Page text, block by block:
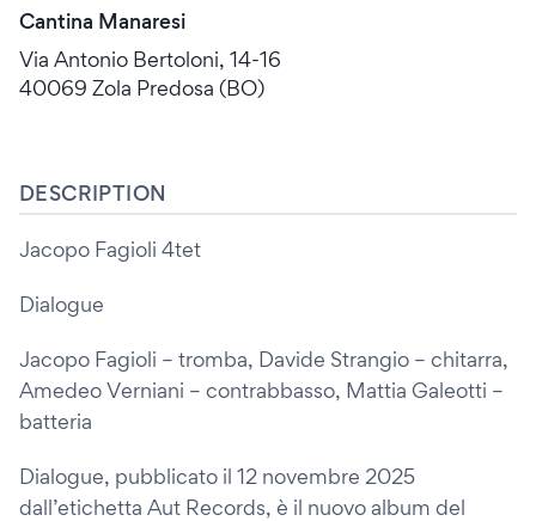
Cantina Manaresi
Via Antonio Bertoloni, 14-16
40069 Zola Predosa (BO)
DESCRIPTION
Jacopo Fagioli 4tet
Dialogue
Jacopo Fagioli – tromba, Davide Strangio – chitarra,
Amedeo Verniani – contrabbasso, Mattia Galeotti –
batteria
Dialogue, pubblicato il 12 novembre 2025
dall’etichetta Aut Records, è il nuovo album del